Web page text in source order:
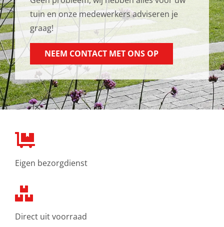
tuin en onze medewerkers adviseren je
graag!
NEEM CONTACT MET ONS OP
Eigen bezorgdienst
Direct uit voorraad